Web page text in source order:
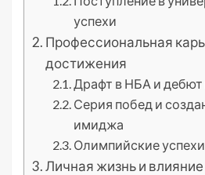
успехи
Профессиональная
достижения
Драфт в НБА и дебют
Серия побед и
имиджа
Олимпийские
Личная жизнь и влияние